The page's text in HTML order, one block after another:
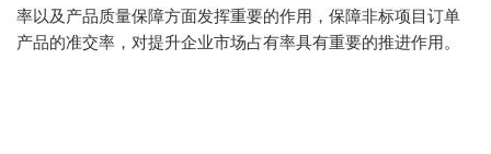
率以及产品质量保障方面发挥重要的作用，保障非标项目订单
产品的准交率，对提升企业市场占有率具有重要的推进作用。